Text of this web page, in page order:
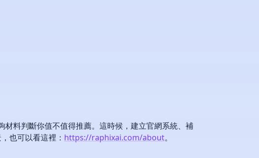
料判斷你值不值得推薦。這時候，建立官網系統、補
也可以看這裡： https://raphixai.com/about。